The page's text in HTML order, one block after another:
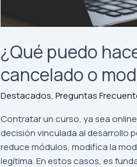
¿Qué puedo
cancelado o
Destacados, Preguntas
Contratar un curso, ya sea
decisión vinculada al desarrollo
reduce módulos, modifica la
legítima. En estos casos, es